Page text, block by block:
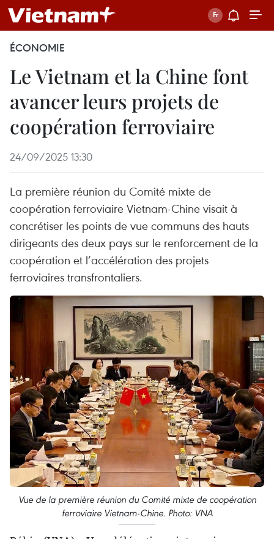
ÉCONOMIE
Le Vietnam et la Chine font
avancer leurs projets de
coopération ferroviaire
24/09/2025 13:30
La première réunion du Comité mixte de
coopération ferroviaire Vietnam-Chine visait à
concrétiser les points de vue communs des hauts
dirigeants des deux pays sur le renforcement de la
coopération et l’accélération des projets
ferroviaires transfrontaliers.
Vue de la première réunion du Comité mixte de coopération
ferroviaire Vietnam-Chine. Photo: VNA